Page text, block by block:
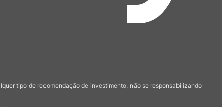
tipo de recomendação de investimento, não se responsabilizando